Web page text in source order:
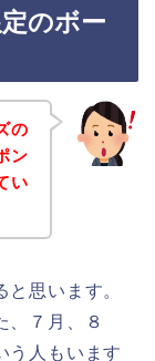
のボー
の
ン
い
思います。
、７月、８
う人もいます